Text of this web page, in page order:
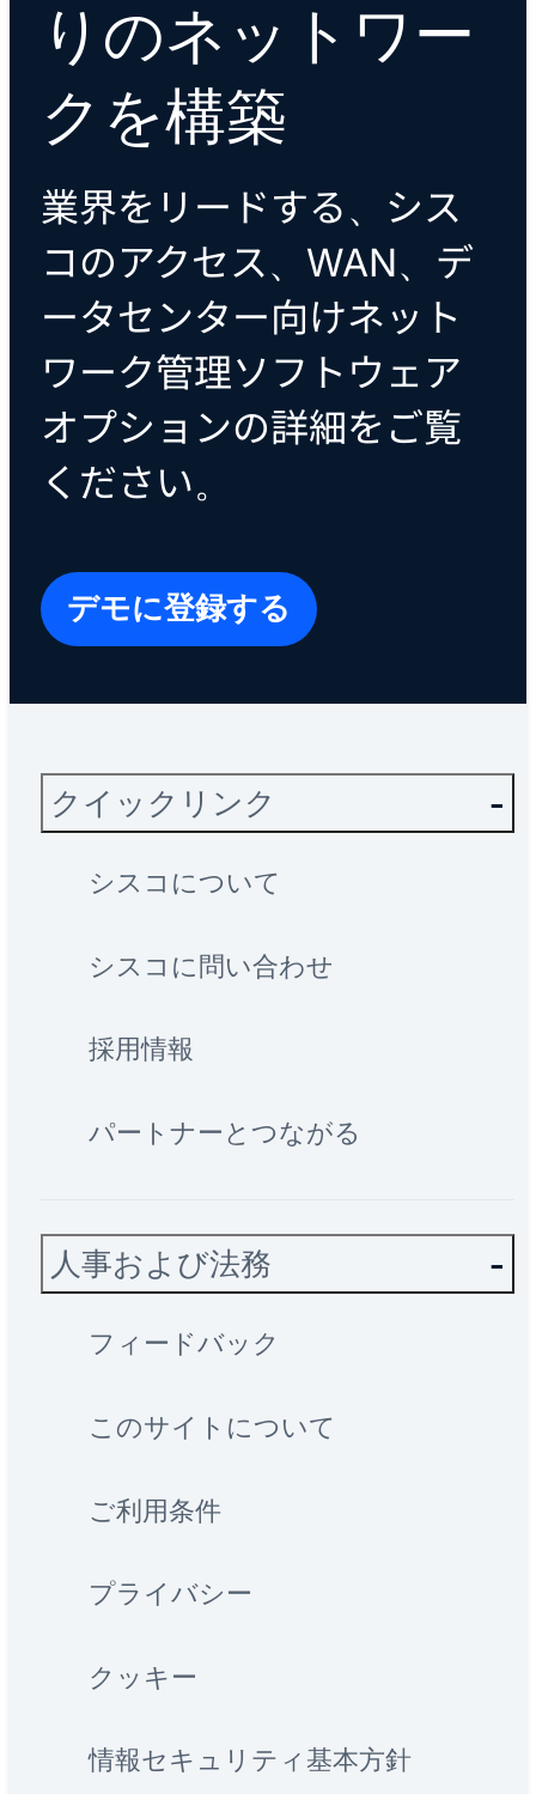
りのネットワー
クを構築
業界をリードする、シス
コのアクセス、WAN、デ
ータセンター向けネット
ワーク管理ソフトウェア
オプションの詳細をご覧
ください。
デモに登録する
クイックリンク
シスコについて
シスコに問い合わせ
採用情報
パートナーとつながる
人事および法務
フィードバック
このサイトについて
ご利用条件
プライバシー
クッキー
情報セキュリティ基本方針